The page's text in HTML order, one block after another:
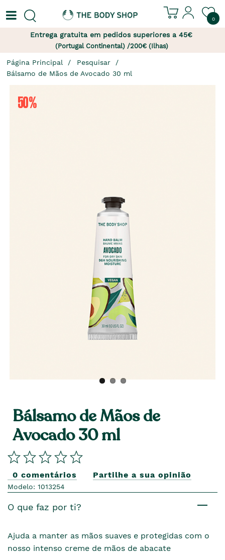
0
Entrega gratuita em pedidos superiores a 45€
(Portugal Continental) /200€ (Ilhas)
Página Principal
Pesquisar
Bálsamo de Mãos de Avocado 30 ml
Bálsamo de Mãos de
Avocado 30 ml
0 comentários Partilhe a sua opinião
Modelo: 1013254
O que faz por ti?
Ajuda a manter as mãos suaves e protegidas com o
nosso intenso creme de mãos de abacate